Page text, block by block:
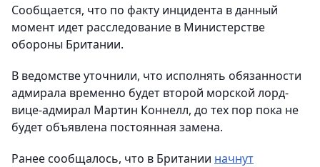
Сообщается, что по факту инцидента в данный
момент идет расследование в Министерстве
обороны Британии.
В ведомстве уточнили, что исполнять обязанности
адмирала временно будет второй морской лорд-
вице-адмирал Мартин Коннелл, до тех пор пока не
будет объявлена постоянная замена.
Ранее сообщалось, что в Британии начнут